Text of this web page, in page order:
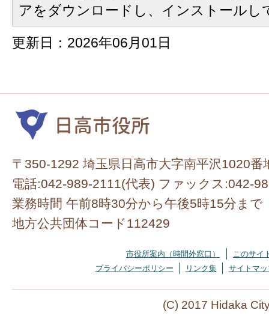
アをダウンロードし、インストールし
更新日：2026年06月01日
〒350-1292 埼玉県日高市大字南平沢1020番
電話:042-989-2111(代表) ファックス:042-
業務時間 午前8時30分から午後5時15分まで
地方公共団体コード112429
市役所案内（時間外窓口）
このサイ
プライバシーポリシー
リンク集 サイトマッ
(C) 2017 Hidaka